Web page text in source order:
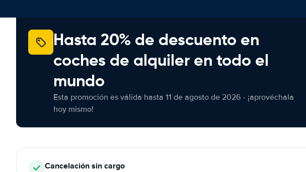
Hasta 20% de descuento en
coches de alquiler en todo el
mundo
Esta promoción es válida hasta 11 de agosto de 2026 - ¡aprovéchala
hoy mismo!
Cancelaciónsin cargo